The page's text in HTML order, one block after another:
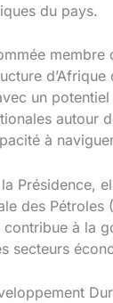
du pays.
un
à
Présidence,
des
à la
secteurs